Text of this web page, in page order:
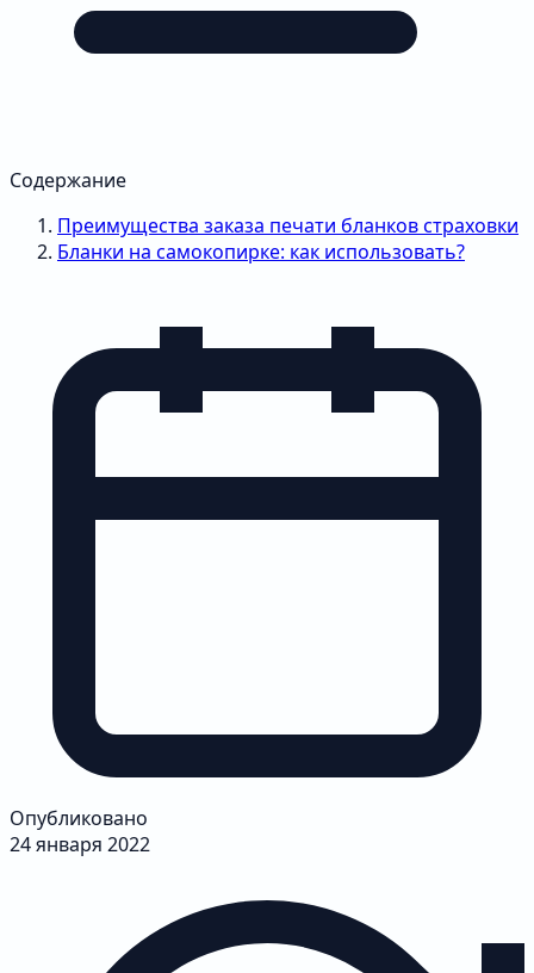
Содержание
Преимущества заказа печати бланков страховки
Бланки на самокопирке: как использовать?
Опубликовано
24 января 2022